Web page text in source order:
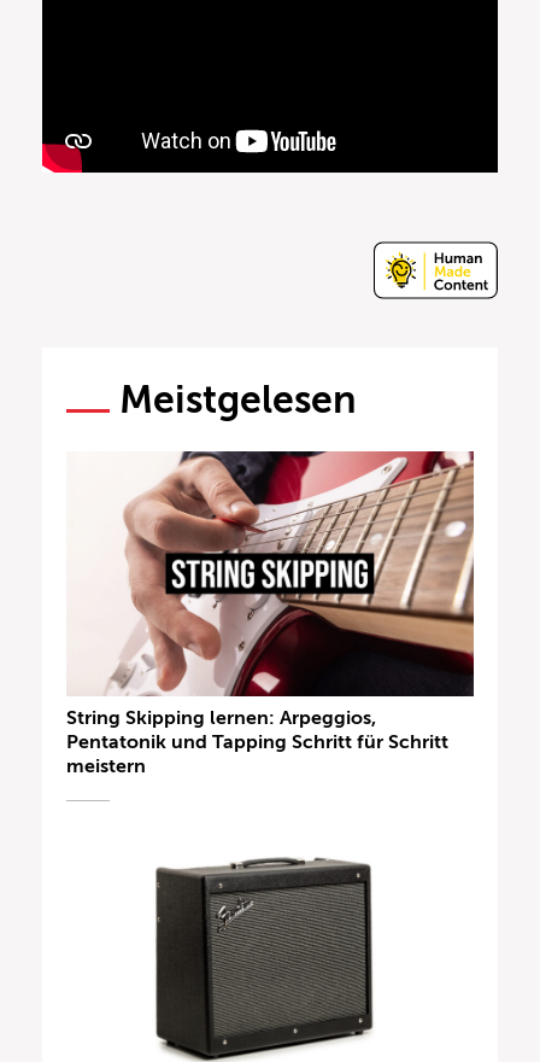
Meistgelesen
String Skipping lernen: Arpeggios,
Pentatonik und Tapping Schritt für Schritt
meistern